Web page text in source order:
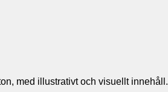
med illustrativt och visuellt innehåll.